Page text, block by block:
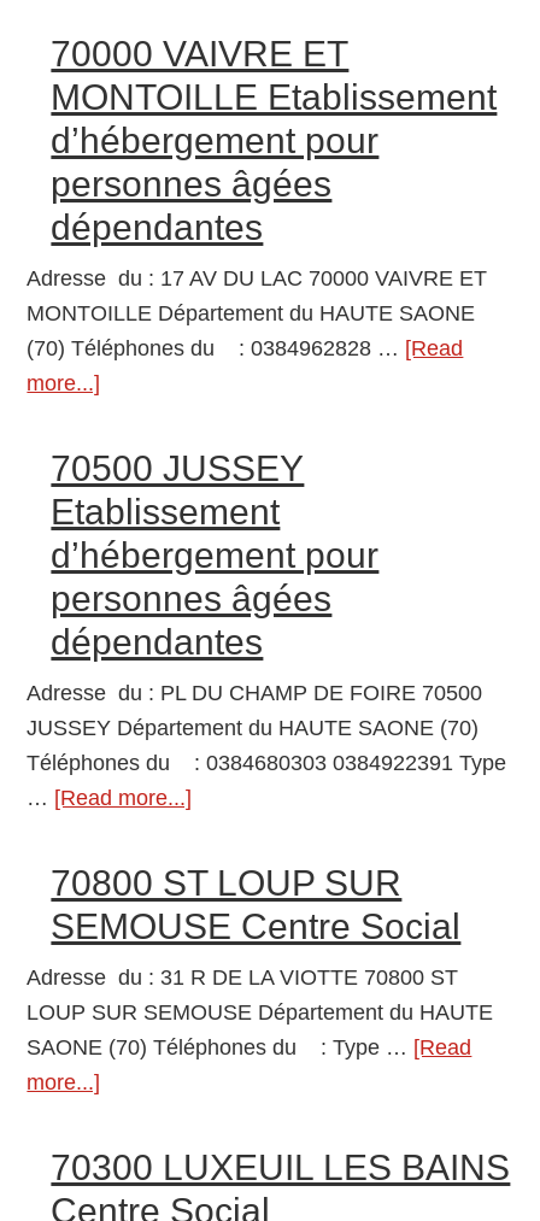
DE
SOINS
INFIRMIERS
A
DOMICILE
CHAMPAGNEY
70290
CHAMPAGNEY
Service
Polyvalent
Soins
A
Domicile
(S.P.A.S.A.D.)
70000 VAIVRE ET
MONTOILLE Etablissement
d’hébergement pour
personnes âgées
dépendantes
Adresse du : 17 AV DU LAC 70000 VAIVRE ET
MONTOILLE Département du HAUTE SAONE
(70) Téléphones du : 0384962828 … [Read
more...]
VAIVRE
ET
MONTOILLE
Etablissement
d’hébergement
personnes
âgées
dépendantes
70500 JUSSEY
Etablissement
d’hébergement pour
personnes âgées
dépendantes
Adresse du : PL DU CHAMP DE FOIRE 70500
JUSSEY Département du HAUTE SAONE (70)
Téléphones du : 0384680303 0384922391 Type
… [Read more...]
JUSSEY
Etablissement
d’hébergement
pour
personnes
âgées
70800 ST LOUP SUR
SEMOUSE Centre Social
Adresse du : 31 R DE LA VIOTTE 70800 ST
LOUP SUR SEMOUSE Département du HAUTE
SAONE (70) Téléphones du : Type … [Read
more...]
ST
LOUP
70300 LUXEUIL LES BAINS
Centre Social